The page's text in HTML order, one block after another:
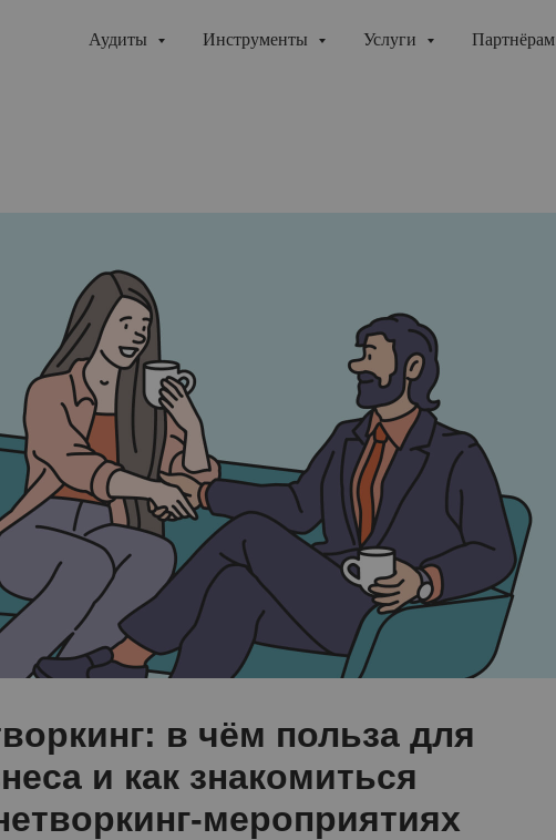
Аудиты Инструменты Услуги Партнёрам
в чём польза для
и как знакомиться
мероприятиях